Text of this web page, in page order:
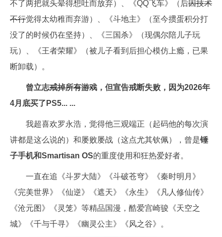
不了两把就头晕得想吐而放弃）、《QQ飞车》（后因技术
不行觉得太幼稚而弃游）、《斗地主》（至今掼蛋积分打
没了的时候仍在坚持）、《三国杀》（现偶尔陪儿子玩
玩）、《王者荣耀》（被儿子看到后担心模仿上瘾，已果
断卸载）。
曾立志戒掉所有游戏 ，但宣告戒断失败，因为2026年
4月底买了PS5... ...
我超喜欢罗永浩，觉得他三观端正（起码他的每次演
讲都是这么说的）和屡败屡战（这点尤其钦佩），曾是锤
子手机和Smartisan OS的重度使用和狂热爱好者。
一直在追《斗罗大陆》《斗破苍穹》《秦时明月》
《完美世界》《仙逆》《遮天》《永生》《凡人修仙传》
《沧元图》《灵笼》等精品国漫，酷爱宫崎骏《天空之
城》《千与千寻》《幽灵公主》《风之谷》。